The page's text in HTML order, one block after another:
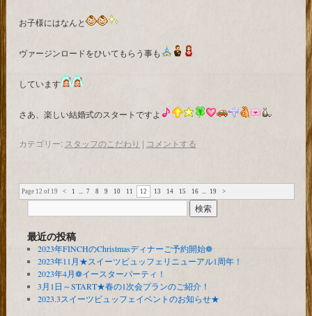
お子様にはなんと
ヴァージンロードをひいてもらう事も
しています
さあ、楽しい結婚式のスタートですよ
カテゴリー: スタッフのこだわり | コメントする
Page 12 of 19 < 1 ... 7 8 9 10 11 12 13 14 15 16 ... 19 >
最近の投稿
2023年FINCHのChristmasディナーご予約開始❁
2023年11月★スイーツビュッフェリニューアル1周年！
2023年4月❁イースターパーティ！
3月1日～START★春の1次会プランのご紹介！
2023.3スイーツビュッフェイベントのお知らせ★